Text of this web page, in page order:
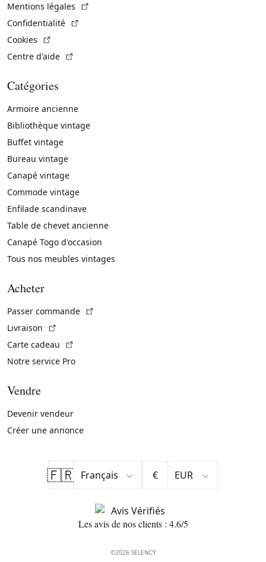
Mentions légales
Confidentialité
Cookies
Centre d'aide
Catégories
Armoire ancienne
Bibliothèque vintage
Buffet vintage
Bureau vintage
Canapé vintage
Commode vintage
Enfilade scandinave
Table de chevet ancienne
Canapé Togo d'occasion
Tous nos meubles vintages
Acheter
Passer commande
Livraison
Carte cadeau
Notre service Pro
Vendre
Devenir vendeur
Créer une annonce
🇫🇷 €
Les avis de nos clients : 4.6/5
©2026 SELENCY